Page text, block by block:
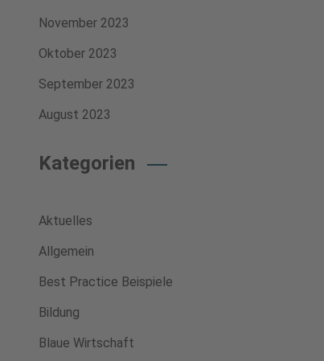
November 2023
Oktober 2023
September 2023
August 2023
Kategorien
Aktuelles
Allgemein
Best Practice Beispiele
Bildung
Blaue Wirtschaft